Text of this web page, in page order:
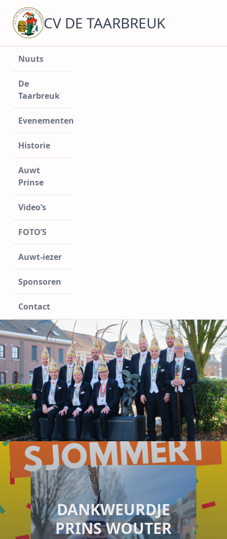
naar
inhoud
CV DE TAARBREUK
Nuuts
De
Taarbreuk
Evenementen
Historie
Auwt
Prinse
Video’s
FOTO’S
Auwt-iezer
Sponsoren
Contact
DANKWEURDJE
PRINS WOUTER